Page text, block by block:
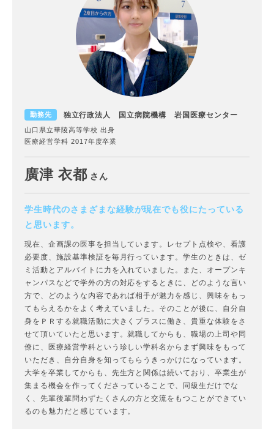
勤務先 独立行政法人 国立病院機構 岩国医療センター
山口県立華陵高等学校 出身
医療経営学科 2017年度卒業
廣津 衣都 さん
学生時代のさまざまな経験が現在でも役にたっている
と思います。
現在、企画課の医事を担当しています。レセプト点検や、看護
必要度、施設基準検証を毎月行っています。学生のときは、ゼ
ミ活動とアルバイトに力を入れていました。また、オープンキ
ャンパスなどで学外の方の対応をするときに、どのような言い
方で、どのような内容であれば相手が魅力を感じ、興味をもっ
てもらえるかをよく考えていました。そのことが後に、自分自
身をＰＲする就職活動に大きくプラスに働き、貴重な体験をさ
せて頂いていたと思います。就職してからも、職場の上司や同
僚に、医療経営学科という珍しい学科名からまず興味をもって
いただき、自分自身を知ってもらうきっかけになっています。
大学を卒業してからも、先生方と関係は続いており、卒業生が
集まる機会を作ってくださっていることで、同級生だけでな
く、先輩後輩問わずたくさんの方と交流をもつことができてい
るのも魅力だと感じています。